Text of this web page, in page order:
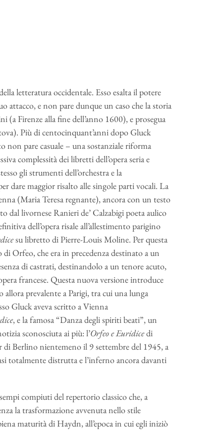
letteratura occidentale. Esso esalta il potere
attacco, e non pare dunque un caso che la storia
(a Firenze alla fine dell’anno 1600), e prosegua
Più di centocinquant’anni dopo Gluck
non pare casuale – una sostanziale riforma
complessità dei libretti dell’opera seria e
gli strumenti dell’orchestra e la
dare maggior risalto alle singole parti vocali. La
(Maria Teresa regnante), ancora con un testo
dal livornese Ranieri de’ Calzabigi poeta aulico
dell’opera risale all’allestimento parigino
su libretto di Pierre-Louis Moline. Per questa
Orfeo, che era in precedenza destinato a un
di castrati, destinandolo a un tenore acuto,
francese. Questa nuova versione introduce
prevalente a Parigi, tra cui una lunga
Gluck aveva scritto a Vienna
, e la famosa “Danza degli spiriti beati”, un
sconosciuta ai più: l’Orfeo e Euridicedi
di Berlino nientemeno il 9 settembre del 1945, a
totalmente distrutta e l’inferno ancora davanti
compiuti del repertorio classico che, a
la trasformazione avvenuta nello stile
maturità di Haydn, all’epoca in cui egli iniziò